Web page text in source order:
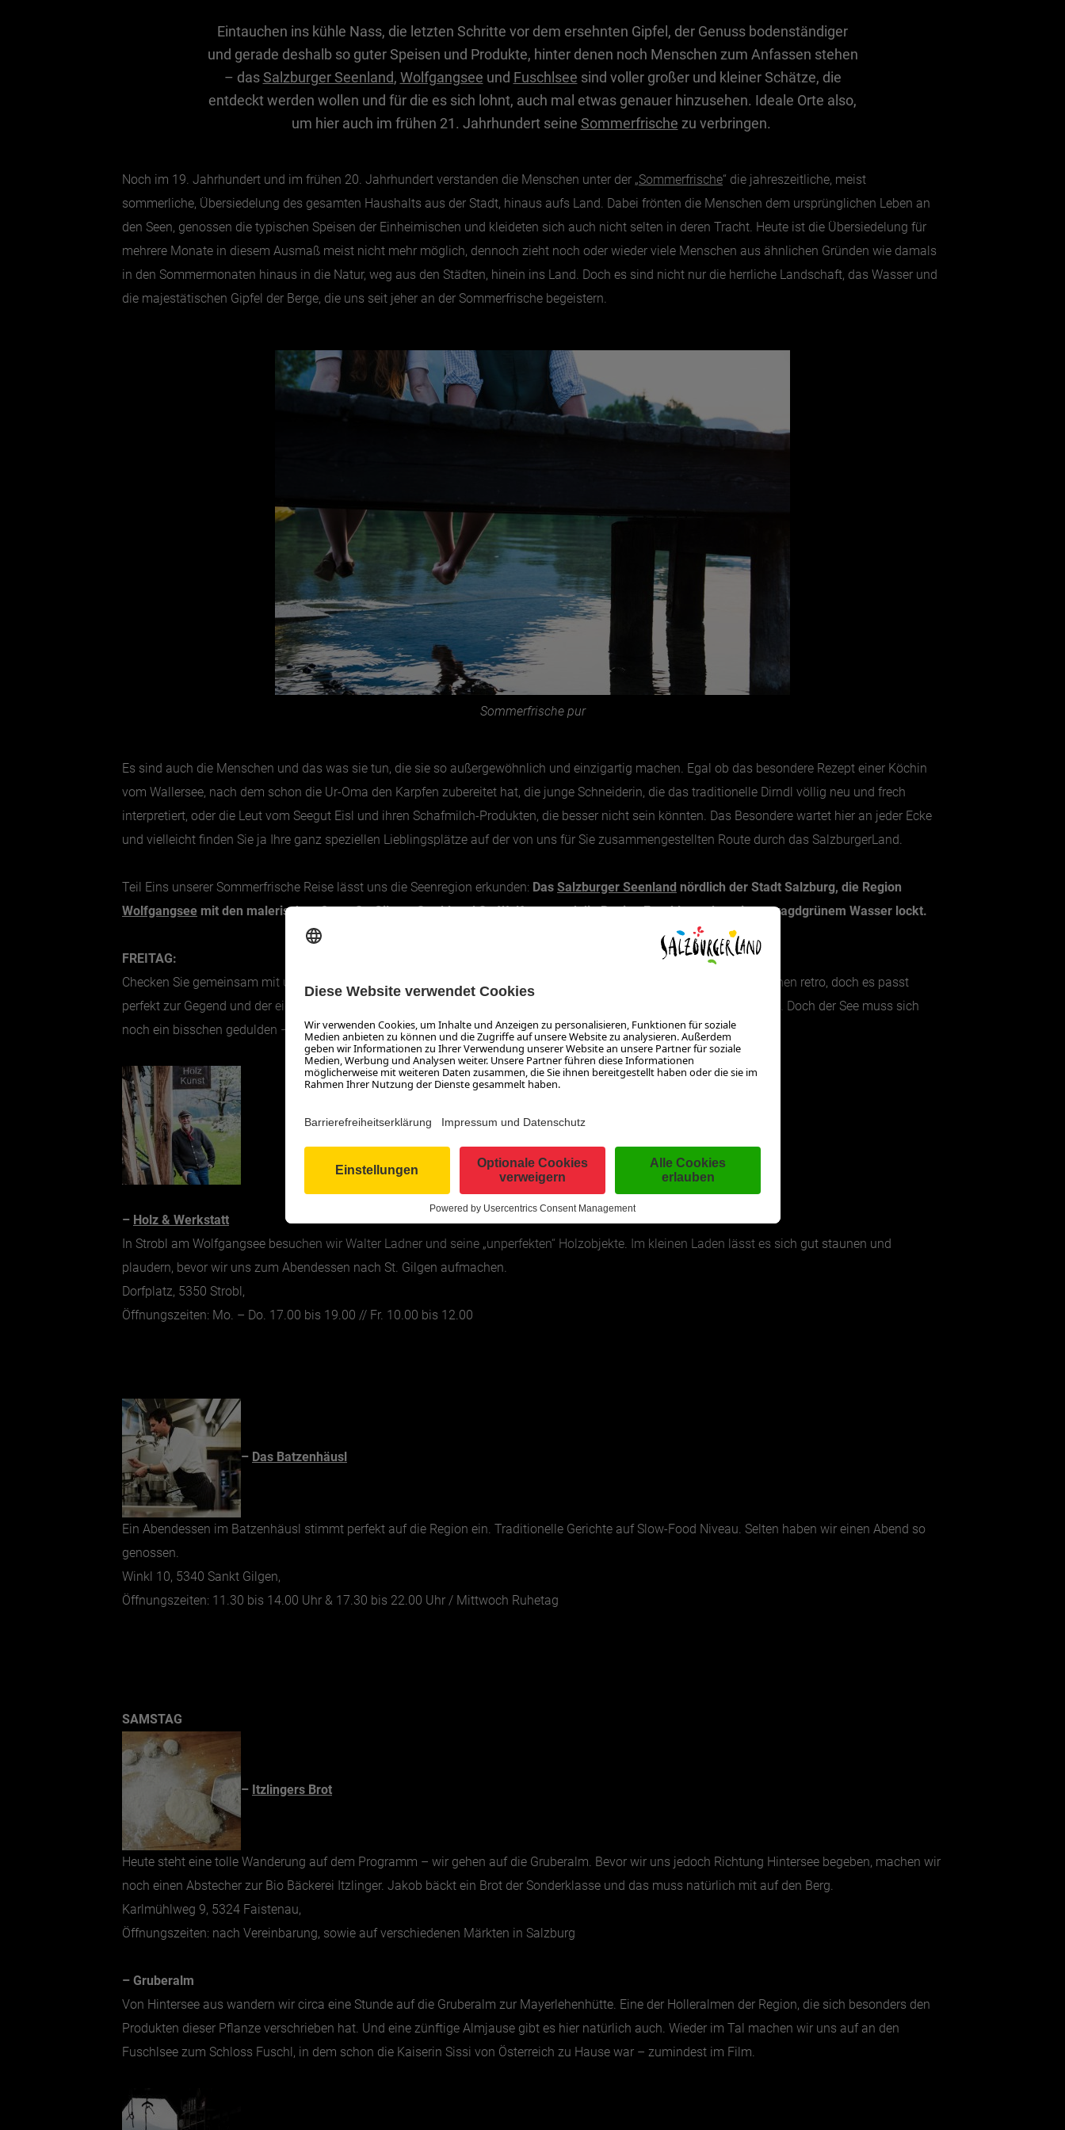
Eintauchen ins kühle Nass, die letzten Schritte vor dem ersehnten Gipfel, der Genuss bodenständiger
und gerade deshalb so guter Speisen und Produkte, hinter denen noch Menschen zum Anfassen stehen
– dasSalzburger Seenland, Wolfgangsee und Fuschlsee sind voller großer und kleiner Schätze, die
entdeckt werden wollen und für die es sich lohnt, auch mal etwas genauer hinzusehen. Ideale Orte also,
um hier auch im frühen 21. Jahrhundert seine Sommerfrische zu verbringen.
Noch im 19. Jahrhundert und im frühen 20. Jahrhundert verstanden die Menschen unter der „Sommerfrische“ die jahreszeitliche, meist
sommerliche, Übersiedelung des gesamten Haushalts aus der Stadt, hinaus aufs Land. Dabei frönten die Menschen dem ursprünglichen Leben an
den Seen, genossen die typischen Speisen der Einheimischen und kleideten sich auch nicht selten in deren Tracht. Heute ist die Übersiedelung für
mehrere Monate in diesem Ausmaß meist nicht mehr möglich, dennoch zieht noch oder wieder viele Menschen aus ähnlichen Gründen wie damals
in den Sommermonaten hinaus in die Natur, weg aus den Städten, hinein ins Land. Doch es sind nicht nur die herrliche Landschaft, das Wasser und
die majestätischen Gipfel der Berge, die uns seit jeher an der Sommerfrische begeistern.
Sommerfrische pur
Es sind auch die Menschen und das was sie tun, die sie so außergewöhnlich und einzigartig machen. Egal ob das besondere Rezept einer Köchin
vom Wallersee, nach dem schon die Ur-Oma den Karpfen zubereitet hat, die junge Schneiderin, die das traditionelle Dirndl völlig neu und frech
interpretiert, oder die Leut vom Seegut Eisl und ihren Schafmilch-Produkten, die besser nicht sein könnten. Das Besondere wartet hier an jeder Ecke
und vielleicht finden Sie ja Ihre ganz speziellen Lieblingsplätze auf der von uns für Sie zusammengestellten Route durch das SalzburgerLand.
Teil Eins unserer Sommerfrische Reise lässt uns die Seenregion erkunden: Das Salzburger Seenland nördlich der Stadt Salzburg, die Region
Wolfgangsee mit den malerischen Orten St. Gilgen, Strobl und St. Wolfgang und die RegionFuschlsee, der mit smaragdgrünem Wasser lockt.
FREITAG:
Checken Sie gemeinsam mit uns im Strandhotel Margaretha in St. Wolfgang am Wolfgangsee ein. Klar, es ist ein bisschen retro, doch es passt
perfekt zur Gegend und der eigene Strand am See könnte schöner nicht sein. Hier bleiben wir für die nächsten drei Tage. Doch der See muss sich
noch ein bisschen gedulden – es gibt schließlich viel zu entdecken…
– Holz & Werkstatt
In Strobl am Wolfgangsee besuchen wir Walter Ladner und seine „unperfekten“ Holzobjekte. Im kleinen Laden lässt es sich gut staunen und
plaudern, bevor wir uns zum Abendessen nach St. Gilgen aufmachen.
Dorfplatz, 5350 Strobl,
Öffnungszeiten: Mo. – Do. 17.00 bis 19.00 // Fr. 10.00 bis 12.00
– Das Batzenhäusl
Ein Abendessen im Batzenhäusl stimmt perfekt auf die Region ein. Traditionelle Gerichte auf Slow-Food Niveau. Selten haben wir einen Abend so
genossen.
Winkl 10, 5340 Sankt Gilgen,
Öffnungszeiten: 11.30 bis 14.00 Uhr & 17.30 bis 22.00 Uhr / Mittwoch Ruhetag
SAMSTAG
– Itzlingers Brot
Heute steht eine tolle Wanderung auf dem Programm – wir gehen auf die Gruberalm. Bevor wir uns jedoch Richtung Hintersee begeben, machen wir
noch einen Abstecher zur Bio Bäckerei Itzlinger. Jakob bäckt ein Brot der Sonderklasse und das muss natürlich mit auf den Berg.
Karlmühlweg 9, 5324 Faistenau,
Öffnungszeiten: nach Vereinbarung, sowie auf verschiedenen Märkten in Salzburg
– Gruberalm
Von Hintersee aus wandern wir circa eine Stunde auf die Gruberalm zur Mayerlehenhütte. Eine der Holleralmen der Region, die sich besonders den
Produkten dieser Pflanze verschrieben hat. Und eine zünftige Almjause gibt es hier natürlich auch. Wieder im Tal machen wir uns auf an den
Fuschlsee zum Schloss Fuschl, in dem schon die Kaiserin Sissi von Österreich zu Hause war – zumindest im Film.